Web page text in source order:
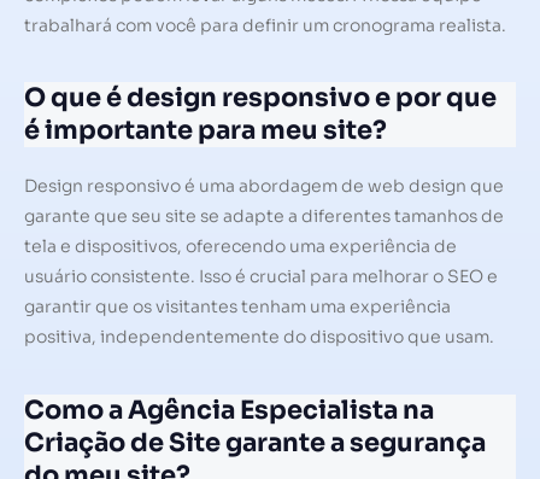
trabalhará com você para definir um cronograma realista.
O que é design responsivo e por que
é importante para meu site?
Design responsivo é uma abordagem de web design que
garante que seu site se adapte a diferentes tamanhos de
tela e dispositivos, oferecendo uma experiência de
usuário consistente. Isso é crucial para melhorar o SEO e
garantir que os visitantes tenham uma experiência
positiva, independentemente do dispositivo que usam.
Como a Agência Especialista na
Criação de Site garante a segurança